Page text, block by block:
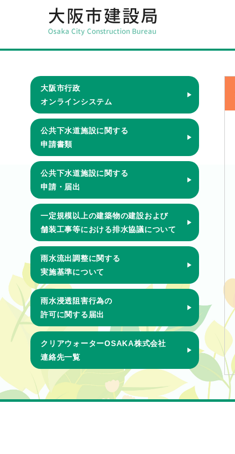
大阪市行政
オンラインシステム
公共下水道施設に関する
申請書類
公共下水道施設に関する
申請・届出
一定規模以上の建築物の建設および
舗装工事等における排水協議について
雨水流出調整に関する
実施基準について
雨水浸透阻害行為の
許可に関する届出
クリアウォーターOSAKA株式会社
連絡先一覧